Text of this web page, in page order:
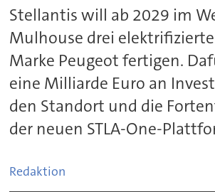
Stellantis will ab 2029 im
Mulhouse drei
Marke Peugeot fertigen.
eine Milliarde Euro an
den Standort und die
der neuen STLA-One-
Redaktion